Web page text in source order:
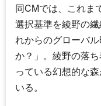
同CMでは、これま
選択基準を綾野の
れからのグローバ
か？」。綾野の落
っている幻想的な
いる。